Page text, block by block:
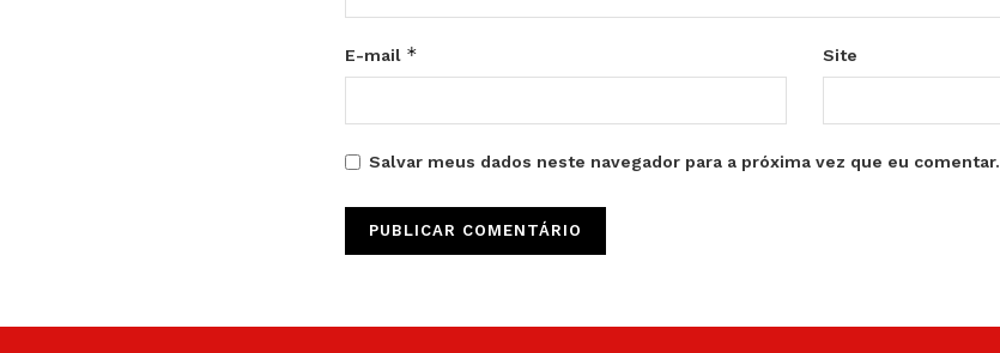
E-mail * Site
Salvar meus dados neste navegador para a próxima vez que eu comentar.